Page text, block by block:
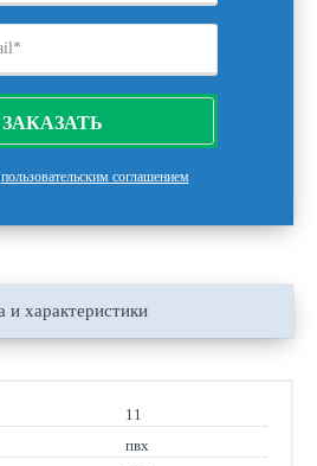
ЗАКАЗАТЬ
пользовательским соглашением
и характеристики
11
пвх